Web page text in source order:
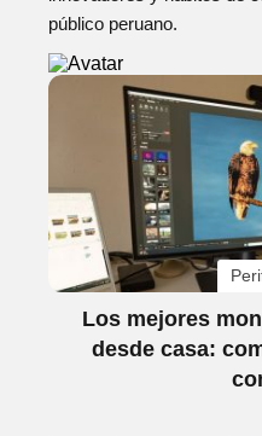
público peruano.
Los mejores
desde casa: